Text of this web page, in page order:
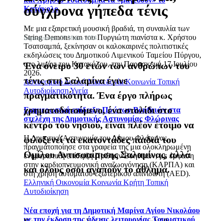
Κατάκολο
Με μια εξαιρετική μουσική βραδιά, τη συναυλία των
String Demons και του Πυργιώτη πιανίστα κ. Χρήστου
Τσατσαμπά, ξεκίνησαν οι καλοκαιρινές πολιτιστικές
εκδηλώσεις του Δημοτικού Λιμενικού Ταμείου Πύργου,
στο λιμάνι του Κατακόλου, την Παρασκευή 17 Ιουλίου
2026.
ΑστυνομικόΔυτική ΜακεδονίαΚοινωνία Τοπική
ΑυτοδιοίκησηΥγεία
Ενημερωτική επίδειξη Πρώτων Βοηθειών στα
στελέχη της Δημοτικής Αστυνομίας Φλώρινας
Η Δημοτική Αστυνομία του Δήμου Φλώρινας
πραγματοποίησε στα γραφεία της μια ολοκληρωμένη
ενημερωτική επίδειξη Πρώτων Βοηθειών, με έμφαση
στην καρδιοπνευμονική αναζωογόνηση (ΚΑΡΠΑ) και
στη χρήση αυτόματου εξωτερικού απινιδωτή (AED).
Ελληνική Οικονομία Κοινωνία Κρήτη Τοπική
Αυτοδιοίκηση
Νέα εποχή για τη Δημοτική Μαρίνα Αγίου Νικολάου
σύγχρονα γήπεδα τένις
Δημοσιεύτηκε: 29 Μαΐου 2024
Ένα όνειρο 30 ετών των ανθρώπων του
τένις στη Σαλαμίνα έγινε
πραγματικότητα. Ένα έργο πλήρως
χρηματοδοτούμενο, ένα στολίδι στο
κέντρο του νησιού, είναι πλέον έτοιμο να
φιλοξενεί τα εκατοντάδες παιδιά του
Ομίλου Αντισφαίρισης Σαλαμίνας, αλλά
και όλους όσοι αγαπούν το άθλημα.